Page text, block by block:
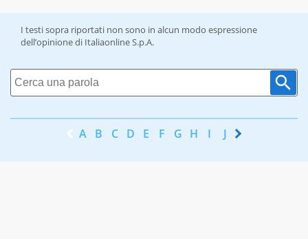
I testi sopra riportati non sono in alcun modo espressione
dell’opinione di Italiaonline S.p.A.
A B C D E F G H I J K